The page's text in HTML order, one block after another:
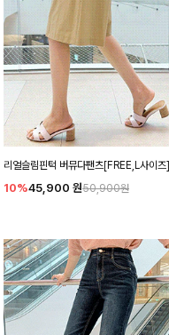
리얼슬림핀턱 버뮤다팬츠[FREE,L사이즈]
10%45,900 원50,900원